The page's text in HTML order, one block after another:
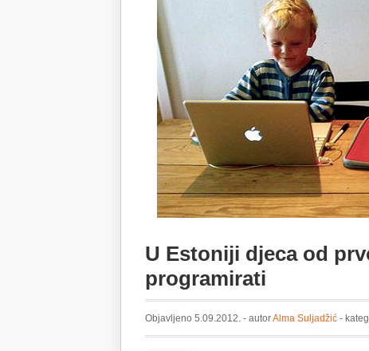
U Estoniji djeca od
programirati
Objavljeno 5.09.2012. - autorAlma Suljadžić -